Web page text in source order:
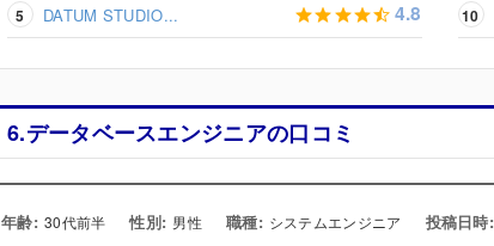
DATUM STUDIO... 4.8
6.データベースエンジニアの口コミ
年齢: 30代前半 性別: 男性 職種: システムエンジニア 投稿日時: